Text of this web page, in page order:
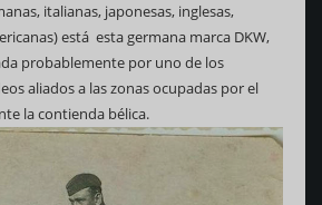
italianas, japonesas, inglesas,
está esta germana marca DKW,
probablemente por uno de los
aliados a las zonas ocupadas por el
la contienda bélica.